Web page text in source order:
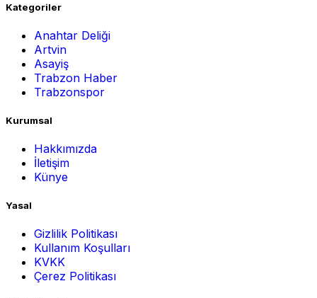
Kategoriler
Anahtar Deliği
Artvin
Asayiş
Trabzon Haber
Trabzonspor
Kurumsal
Hakkımızda
İletişim
Künye
Yasal
Gizlilik Politikası
Kullanım Koşulları
KVKK
Çerez Politikası